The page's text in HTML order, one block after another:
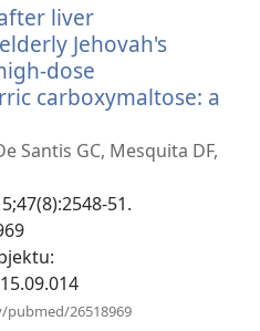
liver
Jehovah's
dose
carboxymaltose: a
Santis GC, Mesquita DF,
51.
‎:
26518969